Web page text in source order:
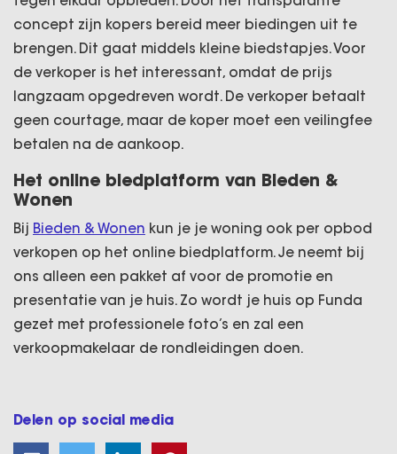
concept zijn kopers bereid meer biedingen uit te
brengen. Dit gaat middels kleine biedstapjes. Voor
de verkoper is het interessant, omdat de prijs
langzaam opgedreven wordt. De verkoper betaalt
geen courtage, maar de koper moet een veilingfee
betalen na de aankoop.
Het online biedplatform van Bieden &
Wonen
Bij Bieden & Wonen kun je je woning ook per opbod
verkopen op het online biedplatform. Je neemt bij
ons alleen een pakket af voor de promotie en
presentatie van je huis. Zo wordt je huis op Funda
gezet met professionele foto’s en zal een
verkoopmakelaar de rondleidingen doen.
Delen op social media